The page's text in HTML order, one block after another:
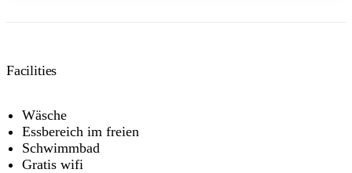
Facilities
Wäsche
Essbereich im freien
Schwimmbad
Gratis wifi